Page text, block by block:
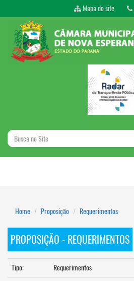
Mapa do site
Home Proposição Requerimentos
PROPOSIÇÃO - REQUERIMENTOS
Tipo:
Requerimentos